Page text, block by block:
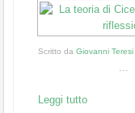
Scritto da Giovanni Teresi
Leggi tutto